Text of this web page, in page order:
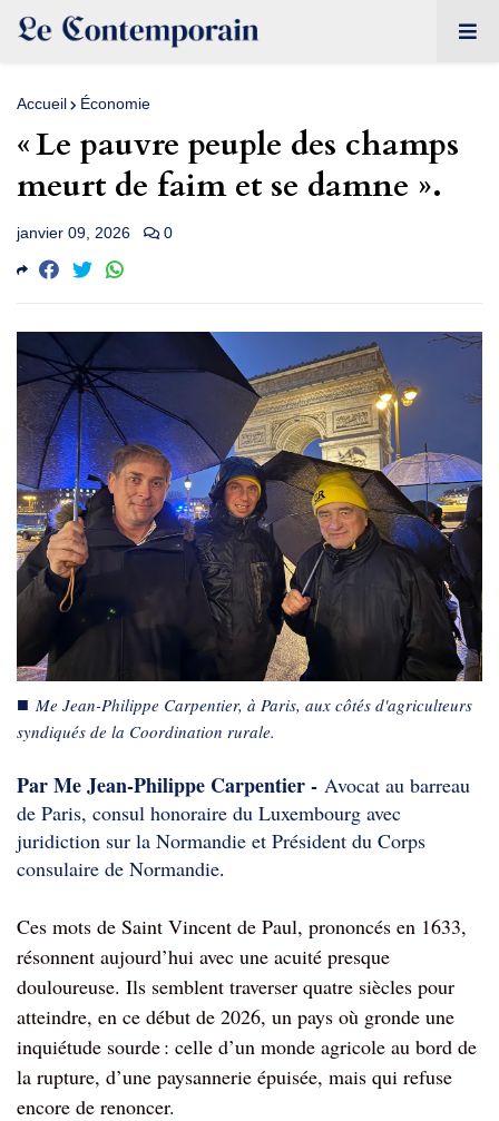
Accueil Économie
« Le pauvre peuple des champs
meurt de faim et se damne ».
janvier 09, 2026 0
■ Me Jean-Philippe Carpentier, à Paris, aux côtés d'agriculteurs
syndiqués de la Coordination rurale.
Par Me Jean-Philippe Carpentier - Avocat au barreau
de Paris, consul honoraire du Luxembourg avec
juridiction sur la Normandie et Président du Corps
consulaire de Normandie.
Ces mots de Saint Vincent de Paul, prononcés en 1633,
résonnent aujourd’hui avec une acuité presque
douloureuse. Ils semblent traverser quatre siècles pour
atteindre, en ce début de 2026, un pays où gronde une
inquiétude sourde : celle d’un monde agricole au bord de
la rupture, d’une paysannerie épuisée, mais qui refuse
encore de renoncer.